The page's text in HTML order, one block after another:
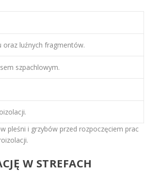
oraz luźnych fragmentów.
szpachlowym.
pleśni i grzybów przed rozpoczęciem prac
W STREFACH